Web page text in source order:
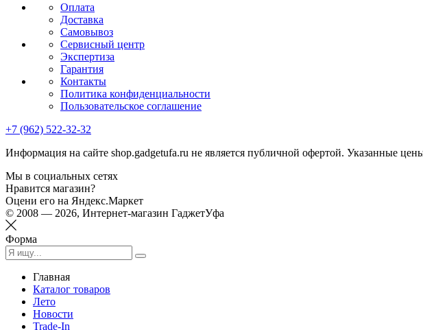
Оплата
Доставка
Самовывоз
Сервисный центр
Экспертиза
Гарантия
Контакты
Политика конфиденциальности
Пользовательское соглашение
+7 (962) 522-32-32
Информация на сайте shop.gadgetufa.ru не является публичной офертой. Указанные
Мы в социальных сетях
Нравится магазин?
Оцени его на Яндекс.Маркет
© 2008 — 2026, Интернет-магазин ГаджетУфа
Форма
Главная
Каталог товаров
Лето
Новости
Trade-In